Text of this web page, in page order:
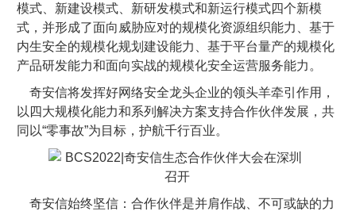
模式、新建设模式、新研发模式和新运行模式四个新模
式，并形成了面向威胁应对的规模化资源组织能力、基于
内生安全的规模化规划建设能力、基于平台量产的规模化
产品研发能力和面向实战的规模化安全运营服务能力。
奇安信将发挥好网络安全龙头企业的领头羊牵引作用，
以四大规模化能力和系列解决方案支持合作伙伴发展，共
同以“零事故”为目标，护航千行百业。
奇安信始终坚信：合作伙伴是并肩作战、不可或缺的力